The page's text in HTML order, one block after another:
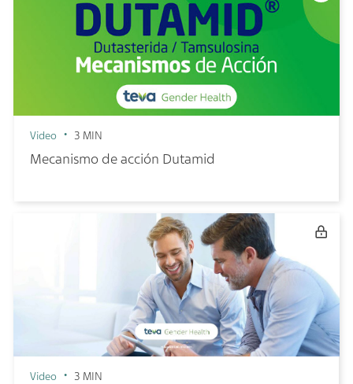
Video 3 MIN
Mecanismo de acción Dutamid
Video 3 MIN